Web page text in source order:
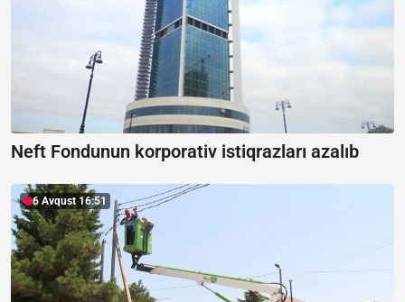
Neft Fondunun korporativ istiqrazları azalıb
6 Avqust 16:51